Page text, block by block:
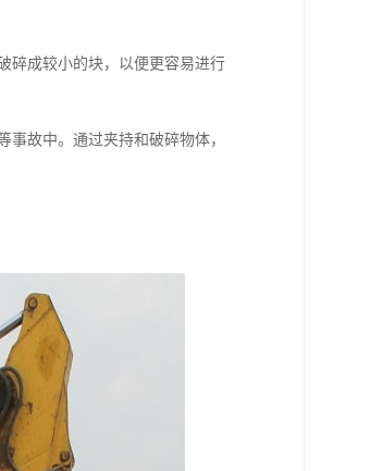
碎成较小的块，以便更容易进行
故中。通过夹持和破碎物体，